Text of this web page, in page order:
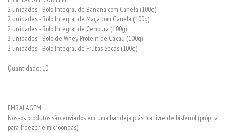
2 unidades - Bolo Integral de Banana com Canela (100g)
2 unidades - Bolo Integral de Maçã com Canela (100g)
2 unidades - Bolo Integral de Cenoura (100g)
2 unidades - Bolo de Whey Protein de Cacau (100g)
2 unidades - Bolo Integral de Frutas Secas (100g)
Quantidade: 10
EMBALAGEM:
Nossos produtos são enviados em uma bandeja plástica livre de bisfenol (própria
para freezer e microondas).